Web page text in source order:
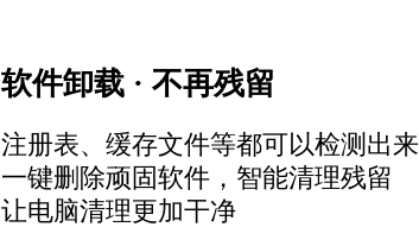
软件卸载 · 不再残留
注册表、缓存文件等都可以检测出来
一键删除顽固软件，智能清理残留
让电脑清理更加干净